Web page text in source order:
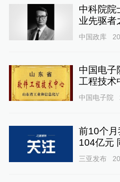
中科院院
业先驱者
中国政库
中国电子
工程技术
中国电子院
前10个
104亿元
三亚发布